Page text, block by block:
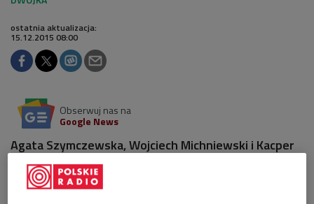
ostatnia aktualizacja:
15.12.2015 08:00
Obserwuj nas na
Google News
Agata Szymczewska, Wojciech Michniewski i Kacper
Miklaszewski wybiorą najlepsze nagranie Koncertu
skrzypcowego D-dur op. 35 Piotra Czajkowskiego.